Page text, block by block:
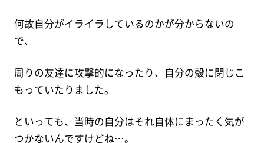
何故自分がイライラしているのかが分からないの
で、
周りの友達に攻撃的になったり、自分の殻に閉じこ
もっていたりました。
といっても、当時の自分はそれ自体にまったく気が
つかないんですけどね…。